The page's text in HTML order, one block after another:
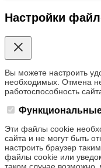
Настройки
Вы можете настроить
необходимых. Отмена
работоспособность
Эти файлы cookie
сайта и не могут быть
настроить браузер
файлы cookie или